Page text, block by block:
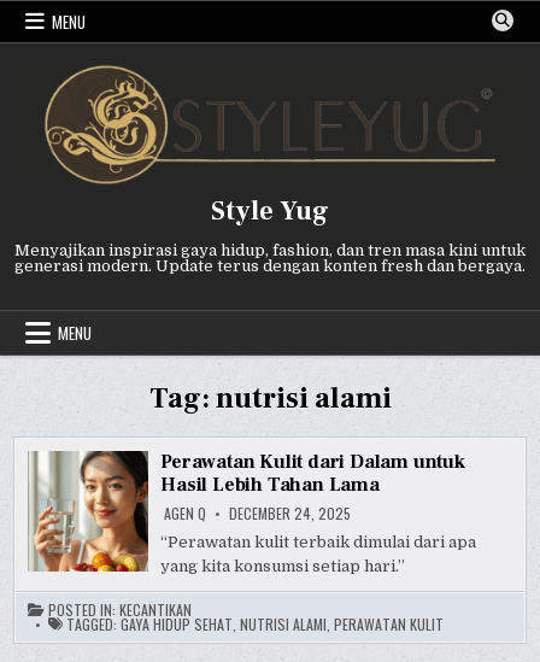
Skip
MENU
Style Yug
Menyajikan inspirasi gaya hidup, fashion, dan tren masa kini untuk
generasi modern. Update terus dengan konten fresh dan bergaya.
MENU
Tag:nutrisi alami
Perawatan Kulit dari Dalam untuk
Hasil Lebih Tahan Lama
AGEN Q DECEMBER 24, 2025
“Perawatan kulit terbaik dimulai dari apa
yang kita konsumsi setiap hari.”
POSTED IN:KECANTIKAN
TAGGED:GAYA HIDUP SEHAT ,NUTRISI ALAMI ,PERAWATAN KULIT